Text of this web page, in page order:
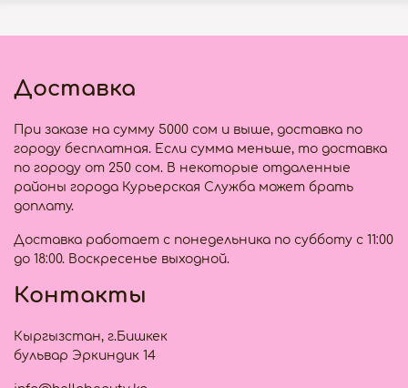
Доставка
При заказе на сумму 5000 сом и выше, доставка по
городу бесплатная. Если сумма меньше, то доставка
по городу от 250 сом. В некоторые отдаленные
районы города Курьерская Служба может брать
доплату.
Доставка работает с понедельника по субботу с 11:00
до 18:00. Воскресенье выходной.
Контакты
Кыргызстан, г.Бишкек
бульвар Эркиндик 14